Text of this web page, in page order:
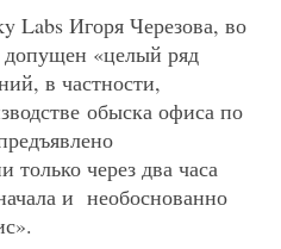
Labs Игоря Черезова, во
«целый ряд
в частности,
обыска офиса по
только через два часа
и необоснованно